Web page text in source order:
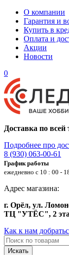
О компании
Гарантия и
Купить в
Оплата и
Акции
Новости
0
Доставка по
Подробнее про
8 (930) 063-00-61
График работы
ежедневно с 10 : 00 -
Адрес магазина:
г. Орёл, ул.
ТЦ "УТЁС", 2
Как к нам
Искать